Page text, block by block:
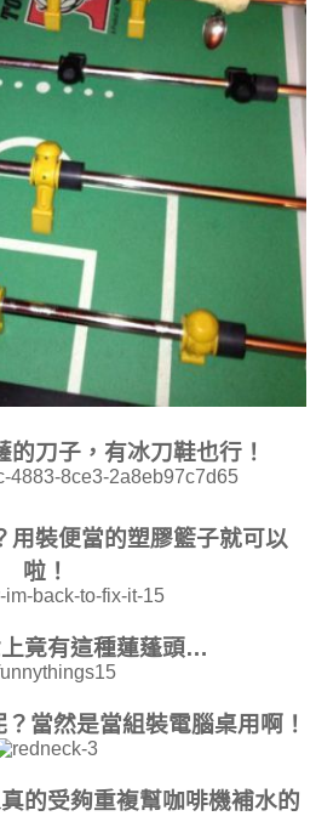
刀子，有冰刀鞋也行！
用裝便當的塑膠籃子就可以
啦！
竟有這種蓮蓬頭…
當然是當組裝電腦桌用啊！
的受夠重複幫咖啡機補水的